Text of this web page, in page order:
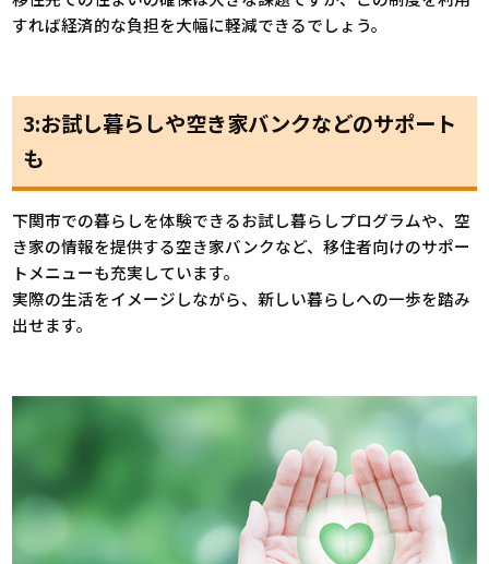
すれば経済的な負担を大幅に軽減できるでしょう。
3:お試し暮らしや空き家バンクなどのサポート
も
下関市での暮らしを体験できるお試し暮らしプログラムや、空
き家の情報を提供する空き家バンクなど、移住者向けのサポー
トメニューも充実しています。
実際の生活をイメージしながら、新しい暮らしへの一歩を踏み
出せます。